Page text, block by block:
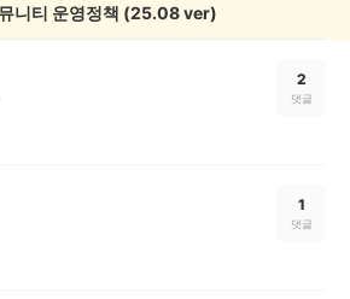
니티 운영정책 (25.08 ver)
2
댓글
1
댓글